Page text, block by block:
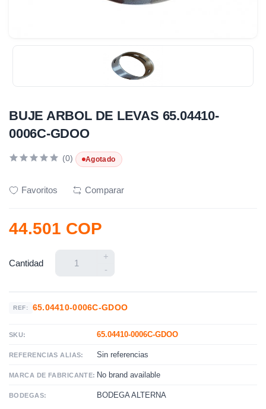
BUJE ARBOL DE LEVAS 65.04410-
0006C-GDOO
(0) Agotado
Favoritos Comparar
44.501 COP
Cantidad
+
-
REF: 65.04410-0006C-GDOO
SKU: 65.04410-0006C-GDOO
REFERENCIAS ALIAS: Sin referencias
MARCA DE FABRICANTE: No brand available
BODEGAS: BODEGA ALTERNA